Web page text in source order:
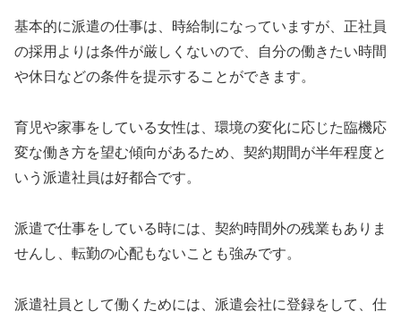
基本的に派遣の仕事は、時給制になっていますが、正社員
の採用よりは条件が厳しくないので、自分の働きたい時間
や休日などの条件を提示することができます。
育児や家事をしている女性は、環境の変化に応じた臨機応
変な働き方を望む傾向があるため、契約期間が半年程度と
いう派遣社員は好都合です。
派遣で仕事をしている時には、契約時間外の残業もありま
せんし、転勤の心配もないことも強みです。
派遣社員として働くためには、派遣会社に登録をして、仕